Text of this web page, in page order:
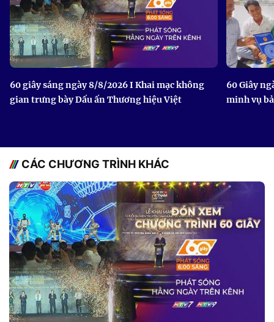
60 giây sáng ngày 8/8/2026 I Khai mạc không
gian trưng bày Dấu ấn Thương hiệu Việt
60 Giây
minh vụ
CÁC CHƯƠNG TRÌNH KHÁC